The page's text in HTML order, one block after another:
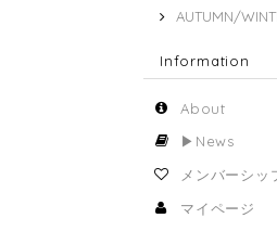
AUTUMN/
Information
About
▶︎News
メンバーシッ
マイページ